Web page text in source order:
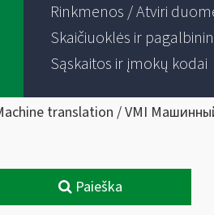
Rinkmenos / Atviri
Skaičiuoklės ir
Sąskaitos ir įmokų kodai
translation / VMI
Paieška